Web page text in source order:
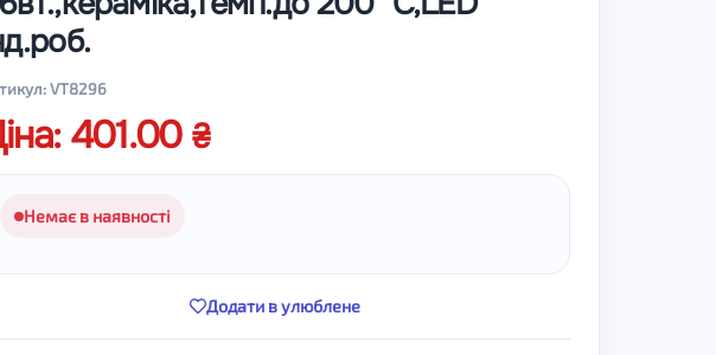
VT8296
401.00
Немає в наявності
Додати в улюблене